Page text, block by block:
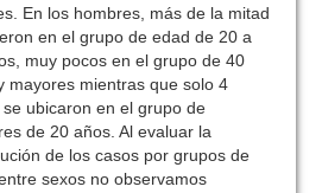
En los hombres, más de la mitad
en el grupo de edad de 20 a
muy pocos en el grupo de 40
mayores mientras que solo 4
se ubicaron en el grupo de
de 20 años. Al evaluar la
de los casos por grupos de
sexos no observamos